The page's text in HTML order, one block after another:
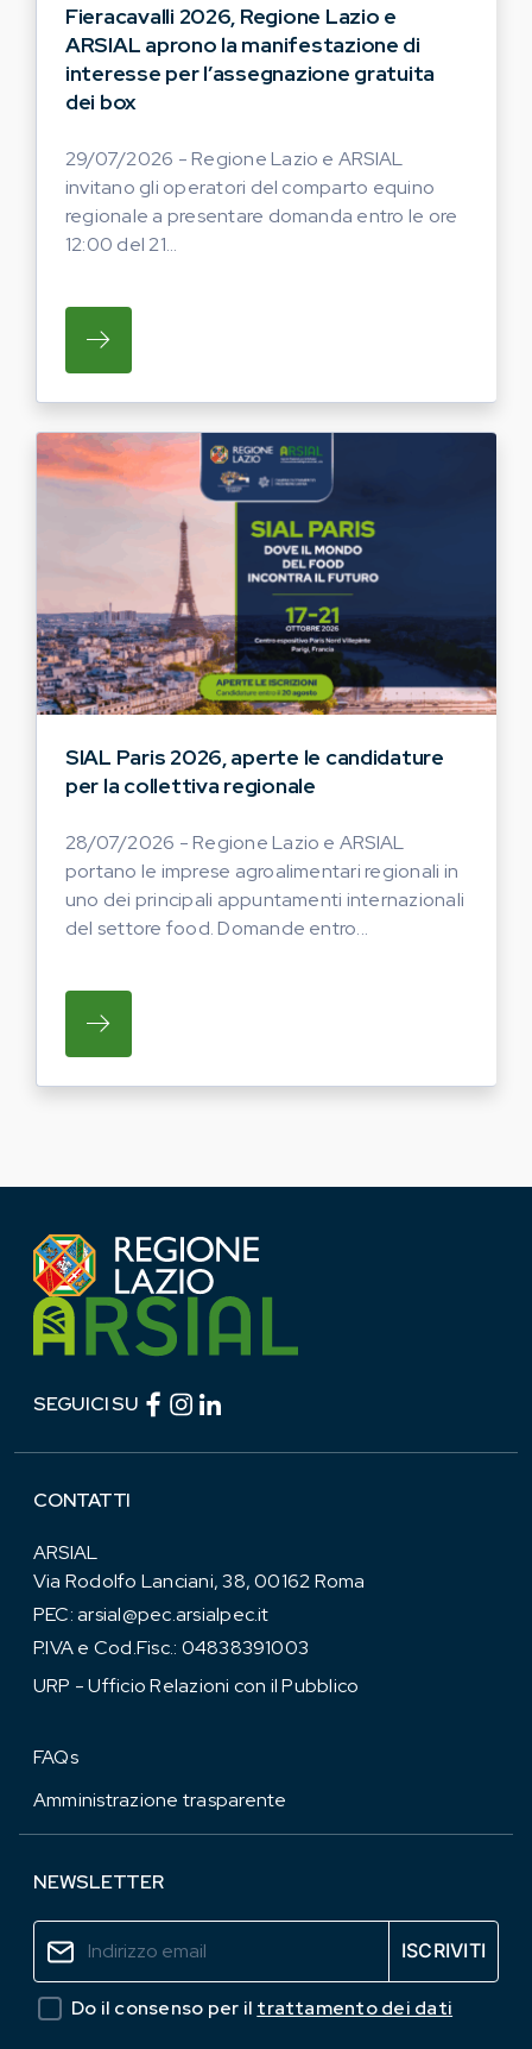
Fieracavalli 2026, Regione Lazio e
ARSIAL aprono la manifestazione di
interesse per l’assegnazione gratuita
dei box
29/07/2026 - Regione Lazio e ARSIAL
invitano gli operatori del comparto equino
regionale a presentare domanda entro le ore
12:00 del 21...
SU REGIONE LAZIO E ARSIAL INVITANO
SIAL Paris 2026, aperte le candidature
per la collettiva regionale
28/07/2026 - Regione Lazio e ARSIAL
portano le imprese agroalimentari regionali in
uno dei principali appuntamenti internazionali
del settore food. Domande entro...
SU REGIONE LAZIO E ARSIAL PORTANO
SEGUICI SU Facebook (link esterno)
Instagram (link esterno)
CONTATTI
ARSIAL
Via Rodolfo Lanciani, 38, 00162 Roma
PEC:arsial@pec.arsialpec.it
P.IVA e Cod.Fisc.: 04838391003
URP - Ufficio Relazioni con il Pubblico
FAQs
Amministrazione trasparente
NEWSLETTER
Do il consenso per il trattamento dei dati